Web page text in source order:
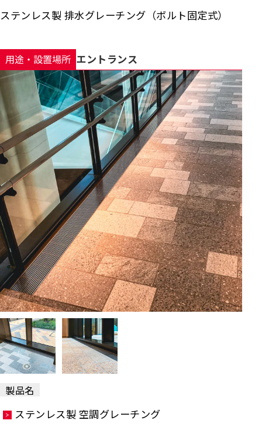
ステンレス製 排水グレーチング（ボルト固定式）
用途・設置場所 エントランス
製品名
ステンレス製 空調グレーチング